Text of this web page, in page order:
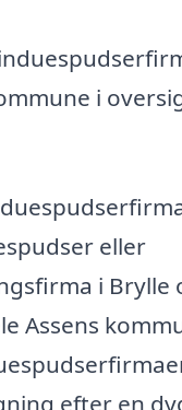
i
eller
i Brylle
Assens
efter en